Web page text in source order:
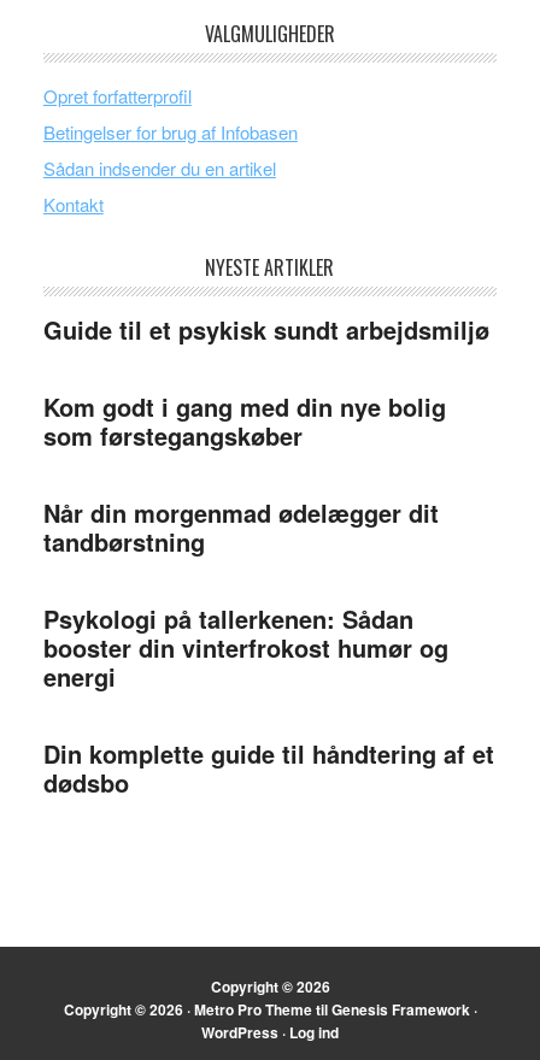
VALGMULIGHEDER
Opret forfatterprofil
Betingelser for brug af Infobasen
Sådan indsender du en artikel
Kontakt
NYESTE ARTIKLER
Guide til et psykisk sundt arbejdsmiljø
Kom godt i gang med din nye bolig
som førstegangskøber
Når din morgenmad ødelægger dit
tandbørstning
Psykologi på tallerkenen: Sådan
booster din vinterfrokost humør og
energi
Din komplette guide til håndtering af et
dødsbo
Copyright © 2026
Copyright © 2026 ·Metro Pro ThemetilGenesis Framework·
WordPress · Log ind